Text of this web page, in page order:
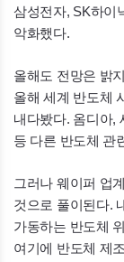
삼성전자, SK하이
악화했다.
올해도 전망은 밝
올해 세계 반도체
내다봤다. 옴디아,
등 다른 반도체 관
그러나 웨이퍼 업
것으로 풀이된다.
가동하는 반도체
여기에 반도체 제